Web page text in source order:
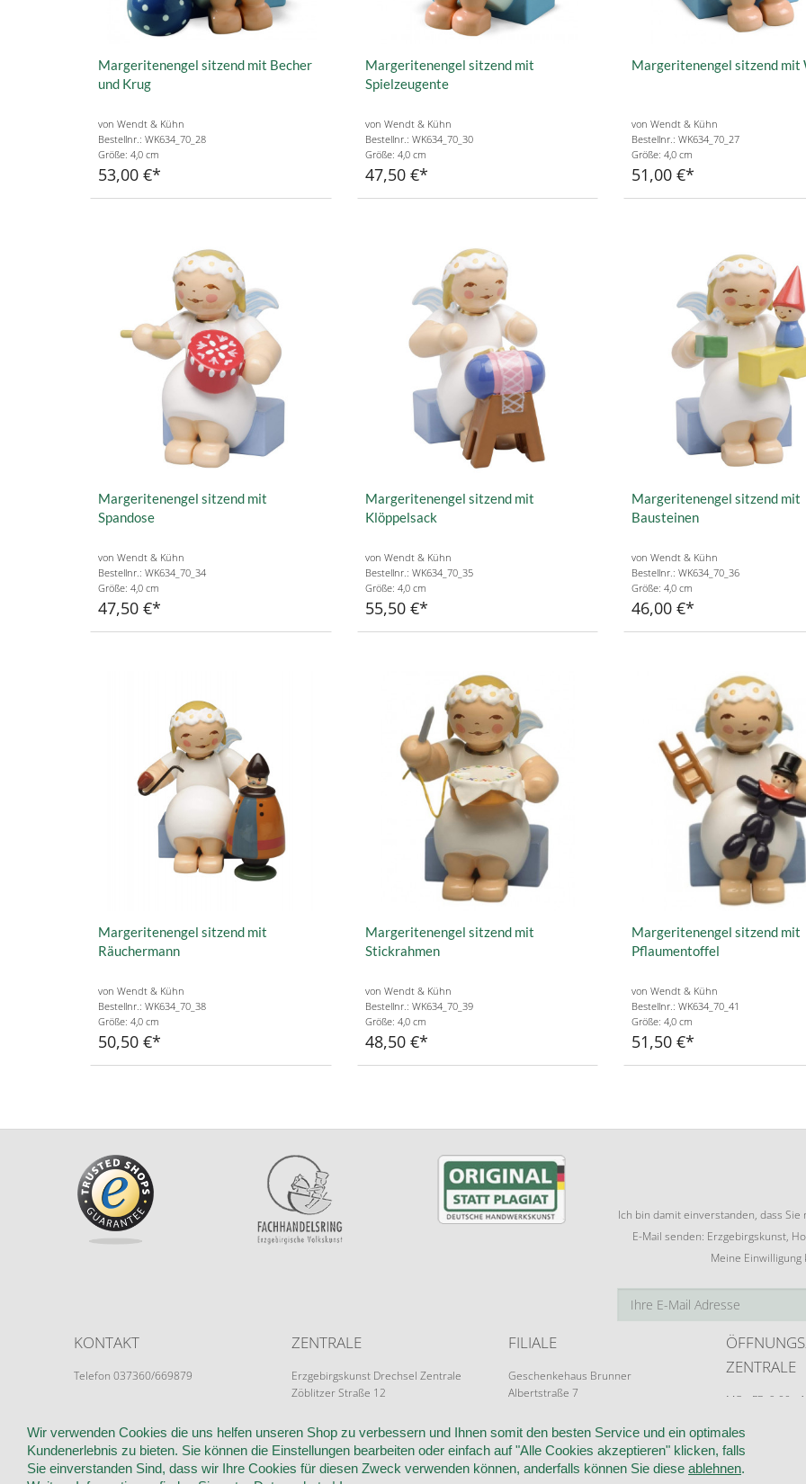
Margeritenengel sitzend mit Becher
und Krug
von Wendt & Kühn
Bestellnr.: WK634_70_28
Größe: 4,0 cm
53,00 €
Margeritenengel sitzend mit
Spielzeugente
von Wendt & Kühn
Bestellnr.: WK634_70_30
Größe: 4,0 cm
47,50 €
Margeritenengel sitzend mit
von Wendt & Kühn
Bestellnr.: WK634_70_27
Größe: 4,0 cm
51,00 €
Margeritenengel sitzend mit
Spandose
von Wendt & Kühn
Bestellnr.: WK634_70_34
Größe: 4,0 cm
47,50 €
Margeritenengel sitzend mit
Klöppelsack
von Wendt & Kühn
Bestellnr.: WK634_70_35
Größe: 4,0 cm
55,50 €
Margeritenengel sitzend mit
Bausteinen
von Wendt & Kühn
Bestellnr.: WK634_70_36
Größe: 4,0 cm
46,00 €
Margeritenengel sitzend mit
Räuchermann
von Wendt & Kühn
Bestellnr.: WK634_70_38
Größe: 4,0 cm
50,50 €
Margeritenengel sitzend mit
Stickrahmen
von Wendt & Kühn
Bestellnr.: WK634_70_39
Größe: 4,0 cm
48,50 €
Margeritenengel sitzend mit
Pflaumentoffel
von Wendt & Kühn
Bestellnr.: WK634_70_41
Größe: 4,0 cm
51,50 €
Ich bin damit einverstanden, dass
E-Mail senden: Erzgebirgskunst,
Meine
KONTAKT
Telefon 037360/669879
ZENTRALE
Erzgebirgskunst Drechsel Zentrale
Zöblitzer Straße 12
FILIALE
Geschenkehaus Brunner
Albertstraße 7
ZENTRALE
MO - FR: 9:00 -
WIR ÜBER UNS KUNDENINFORMATIONEN AGB WIDERRUF VERTRAG WIDERRUFEN KONTAKT DATENSCHUTZ
Wir verwenden Cookies die uns helfen unseren Shop zu verbessern und Ihnen somit den besten Service und ein optimales
Kundenerlebnis zu bieten. Sie können die Einstellungen bearbeiten oder einfach auf "Alle Cookies akzeptieren" klicken, falls
Sie einverstanden Sind, dass wir Ihre Cookies für diesen Zweck verwenden können, anderfalls können Sie diese ablehnen.